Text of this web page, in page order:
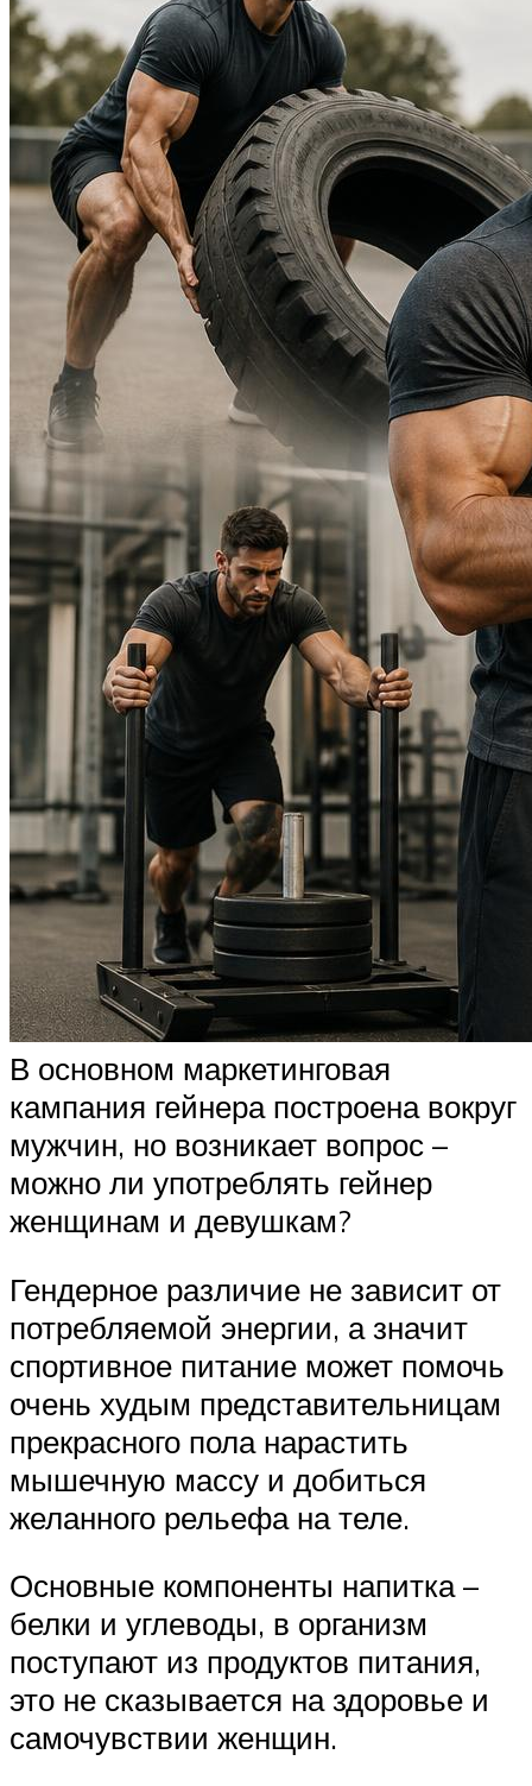
В основном маркетинговая
кампания гейнера построена вокруг
мужчин, но возникает вопрос –
можно ли употреблять гейнер
женщинам и девушкам?
Гендерное различие не зависит от
потребляемой энергии, а значит
спортивное питание может помочь
очень худым представительницам
прекрасного пола нарастить
мышечную массу и добиться
желанного рельефа на теле.
Основные компоненты напитка –
белки и углеводы, в организм
поступают из продуктов питания,
это не сказывается на здоровье и
самочувствии женщин.